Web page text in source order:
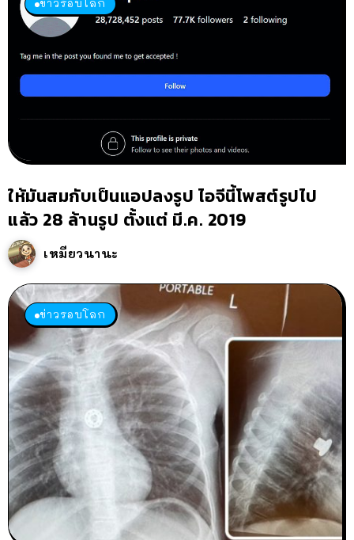
ข่าวรอบโลก
ให้มันสมกับเป็นแอปลงรูป ไอจีนี้โพสต์รูปไป
แล้ว 28 ล้านรูป ตั้งแต่ มี.ค. 2019
เหมียวนานะ
ข่าวรอบโลก